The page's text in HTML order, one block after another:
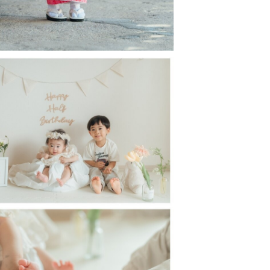
連絡ください。また、アートニ
のご予約がおすすめです